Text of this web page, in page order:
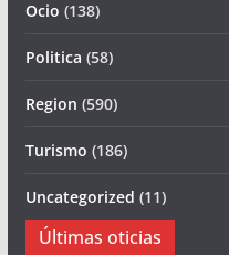
Ocio (138)
Politica (58)
Region (590)
Turismo (186)
Uncategorized (11)
Últimas oticias